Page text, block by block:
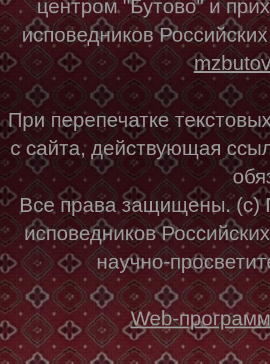
центром "Бутово" и
исповедников
При перепечатке
с сайта, действующая
Все права защищены. (с)
исповедников
научно-
Web-